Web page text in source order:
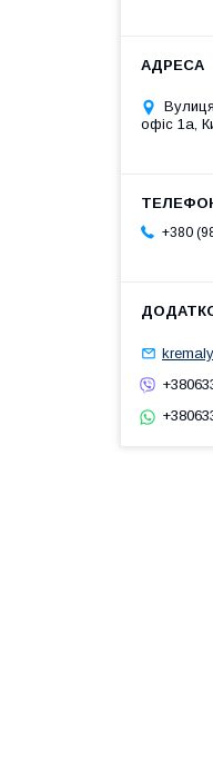
офіс 1а,
+380